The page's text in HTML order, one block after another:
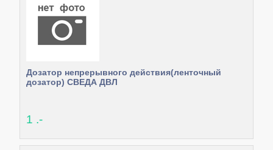
Дозатор непрерывного действия(ленточный
дозатор) СВЕДА ДВЛ
1 .-